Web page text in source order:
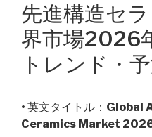
先進構造セ
界市場2026
トレンド・
• 英文タイトル： Global
Ceramics Market